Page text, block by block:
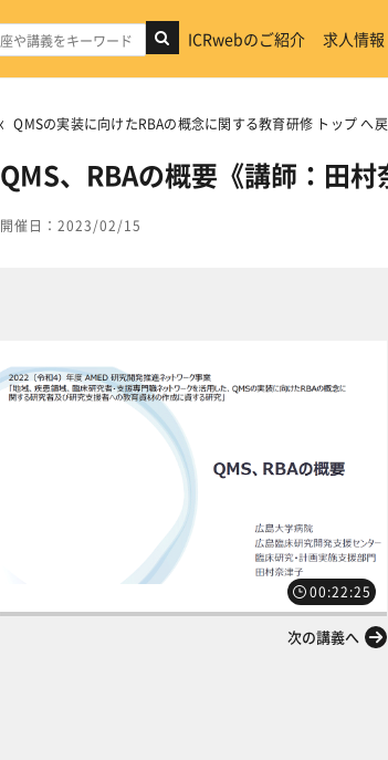
ICRwebのご紹介 求人情報
QMSの実装に向けたRBAの概念に関する教育研修 トップ へ
QMS、RBAの概要《講師：田村
開催日：2023/02/15
00:22:25
次の講義へ